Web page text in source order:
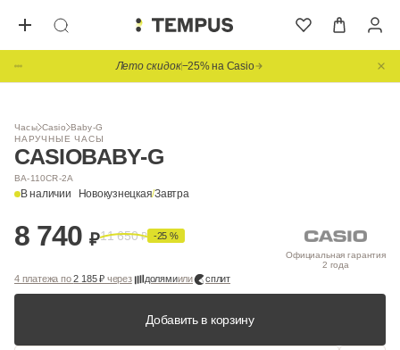
Лето скидок−25% на Casio
Часы Casio Baby-G
НАРУЧНЫЕ ЧАСЫ
CASIOBABY-G
BA-110CR-2A
В наличии Новокузнецкая/Завтра
1/ 4
8 740 ₽11 650₽ -25 %
Официальная гарантия
2 года
4 платежа по2 185 ₽через долямиили сплит
Добавить в корзину